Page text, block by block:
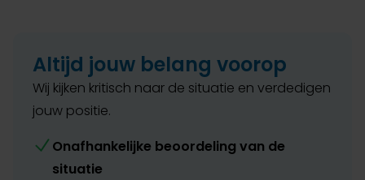
Altijd jouw belang voorop
Wij kijken kritisch naar de situatie en verdedigen
jouw positie.
Onafhankelijke beoordeling van de
situatie